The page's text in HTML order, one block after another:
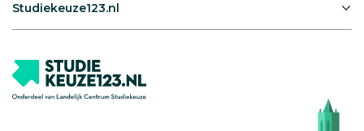
Studiekeuze123.nl